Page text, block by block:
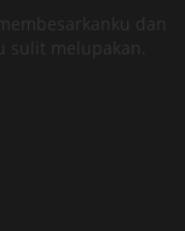
dan
sulit melupakan.